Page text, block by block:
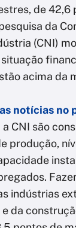
de 42,6
da
(CNI)
acima da
notícias no
a CNI são
produção,
indústrias
da